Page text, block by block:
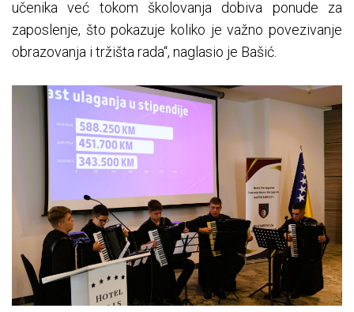
učenika već tokom školovanja dobiva ponude za
zaposlenje, što pokazuje koliko je važno povezivanje
obrazovanja i tržišta rada“, naglasio je Bašić.